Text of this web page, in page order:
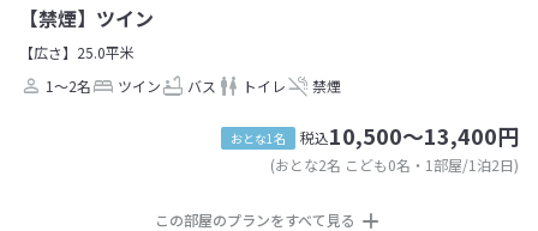
【禁煙】ツイン
【広さ】25.0平米
1～2名
ツイン バス トイレ 禁煙
おとな1名 税込10,500～13,400円
(おとな2名 こども0名・1部屋/1泊2日)
この部屋のプランをすべて見る